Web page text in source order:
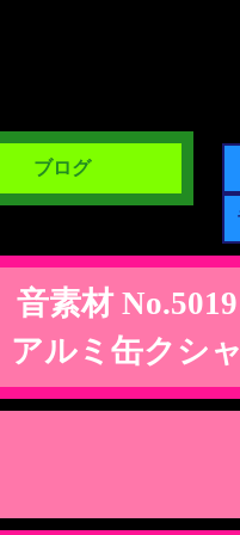
ブログ
音素材 No.5019
アルミ缶クシャ